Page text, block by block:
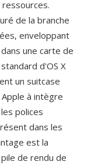
de la branche
enveloppant
une carte de
d'OS X
un suitcase
à intègre
polices
dans les
est la
de rendu de